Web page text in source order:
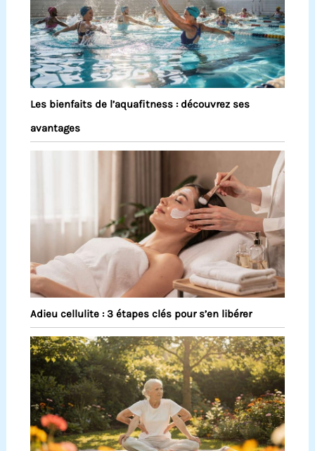
Les bienfaits de l’aquafitness : découvrez ses
avantages
Adieu cellulite : 3 étapes clés pour s’en libérer